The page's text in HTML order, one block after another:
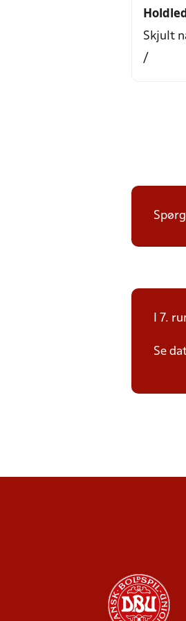
Skjult
/
I 7.
Se